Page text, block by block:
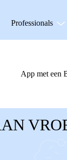
Professionals
App met een